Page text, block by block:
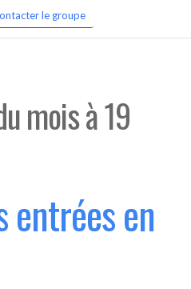
le groupe
mois à 19
entrées en